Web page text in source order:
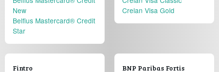
New
Belfius Mastercard® Credit
Star
Crelan Visa Gold
Fintro BNP Paribas Fortis